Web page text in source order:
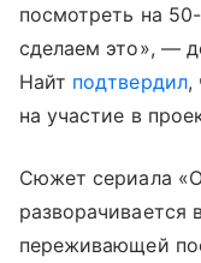
посмотреть на
сделаем это», —
Найт подтвердил,
на участие в
Сюжет сериала
разворачивается
переживающей